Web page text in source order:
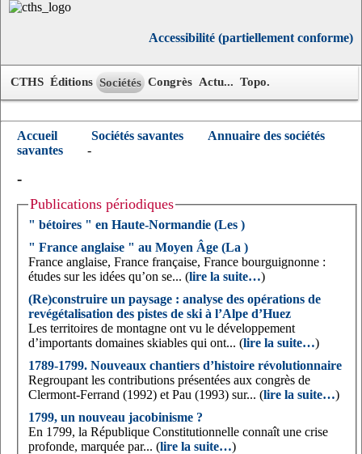
Accessibilité (partiellement conforme)
CTHS Éditions Sociétés Congrès Actu... Topo.
Accueil Sociétés savantes
Annuaire des sociétés
savantes
-
-
Publications périodiques
" bétoires " en Haute-Normandie (Les )
" France anglaise " au Moyen Âge (La )
France anglaise, France française, France bourguignonne :
études sur les idées qu’on se... (lire la suite…)
(Re)construire un paysage : analyse des opérations de
revégétalisation des pistes de ski à l’Alpe d’Huez
Les territoires de montagne ont vu le développement
d’importants domaines skiables qui ont... (lire la suite…)
1789-1799. Nouveaux chantiers d’histoire révolutionnaire
Regroupant les contributions présentées aux congrès de
Clermont-Ferrand (1992) et Pau (1993) sur... (lire la suite…)
1799, un nouveau jacobinisme ?
En 1799, la République Constitutionnelle connaît une crise
profonde, marquée par... (lire la suite…)